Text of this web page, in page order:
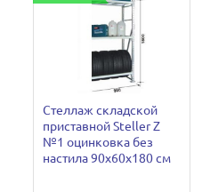
Стеллаж складской
приставной Steller Z
№1 оцинковка без
настила 90х60х180 см